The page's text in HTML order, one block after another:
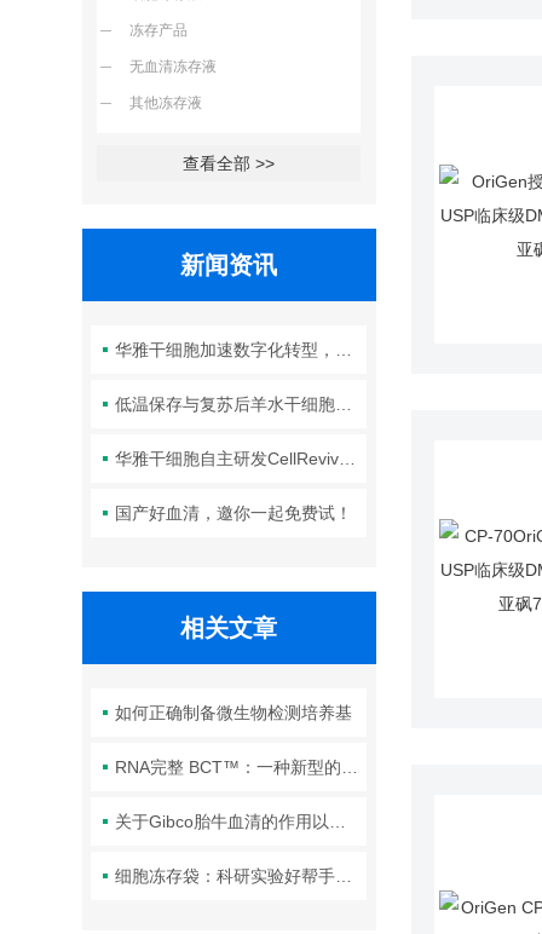
冻存产品
无血清冻存液
其他冻存液
查看全部 >>
新闻资讯
低温保存与复苏后羊水干细胞培养基的选择要点：维持细胞活性的关键因素
华雅干细胞自主研发CellRevive Supplement细胞急救万能添加剂正式开售
国产好血清，邀你一起免费试！
相关文章
如何正确制备微生物检测培养基
细胞冻存袋：科研实验好帮手，细胞保存更高效